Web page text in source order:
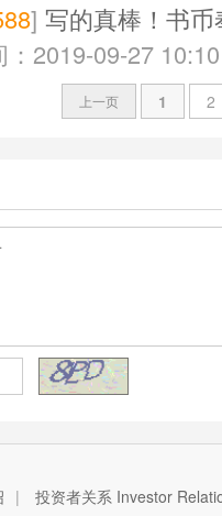
] 写的真棒！书币
2019-09-27 10:10
上一页 1 2
| 投资者关系 Investor